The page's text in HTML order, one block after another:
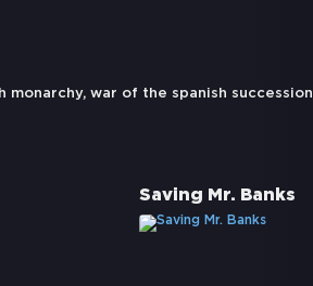
monarchy, war of the spanish succession
Saving Mr. Banks